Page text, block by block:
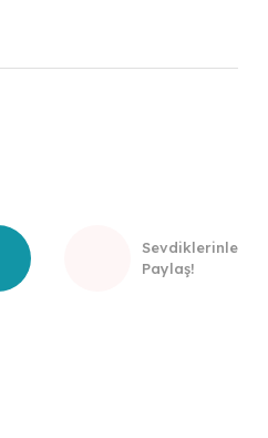
Sevdiklerinle
Paylaş!